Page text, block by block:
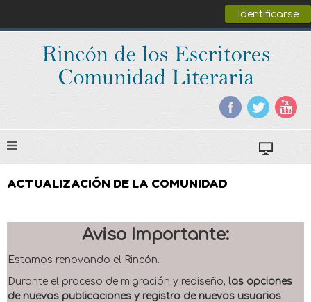
Identificarse
ACTUALIZACIÓN DE LA COMUNIDAD
Aviso Importante:
Estamos renovando el Rincón.
Durante el proceso de migración y rediseño, las opciones
de nuevas publicaciones y registro de nuevos usuarios